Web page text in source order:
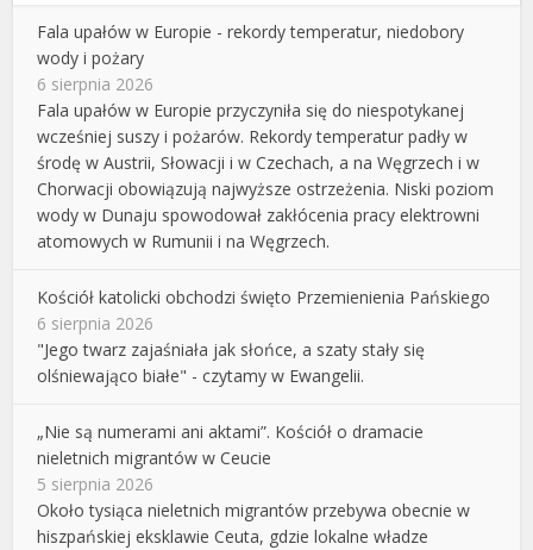
Fala upałów w Europie - rekordy temperatur, niedobory
wody i pożary
6 sierpnia 2026
Fala upałów w Europie przyczyniła się do niespotykanej
wcześniej suszy i pożarów. Rekordy temperatur padły w
środę w Austrii, Słowacji i w Czechach, a na Węgrzech i w
Chorwacji obowiązują najwyższe ostrzeżenia. Niski poziom
wody w Dunaju spowodował zakłócenia pracy elektrowni
atomowych w Rumunii i na Węgrzech.
Kościół katolicki obchodzi święto Przemienienia Pańskiego
6 sierpnia 2026
"Jego twarz zajaśniała jak słońce, a szaty stały się
olśniewająco białe" - czytamy w Ewangelii.
„Nie są numerami ani aktami”. Kościół o dramacie
nieletnich migrantów w Ceucie
5 sierpnia 2026
Około tysiąca nieletnich migrantów przebywa obecnie w
hiszpańskiej eksklawie Ceuta, gdzie lokalne władze